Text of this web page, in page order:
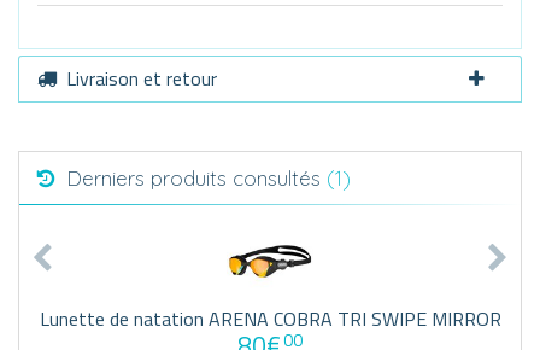
Livraison et retour
Derniers produits consultés (1)
Lunette de natation ARENA COBRA TRI SWIPE MIRROR
00